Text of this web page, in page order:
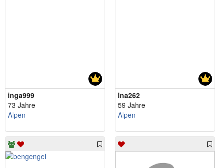
inga999
73 Jahre
Alpen
Ina262
59 Jahre
Alpen